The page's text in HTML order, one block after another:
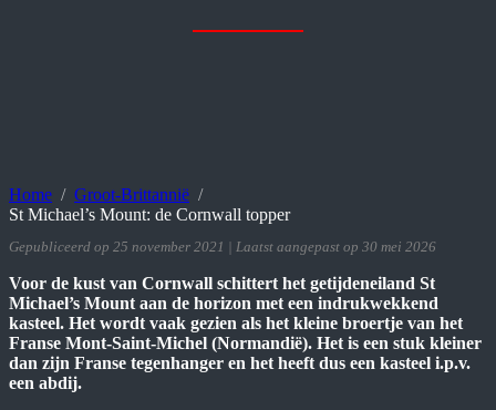
Home
Groot-Brittannië
St Michael’s Mount: de Cornwall topper
Gepubliceerd op 25 november 2021 | Laatst aangepast op 30 mei 2026
Voor de kust van Cornwall schittert het getijdeneiland St
Michael’s Mount aan de horizon met een indrukwekkend
kasteel. Het wordt vaak gezien als het kleine broertje van het
Franse Mont-Saint-Michel (Normandië). Het is een stuk kleiner
dan zijn Franse tegenhanger en het heeft dus een kasteel i.p.v.
een abdij.